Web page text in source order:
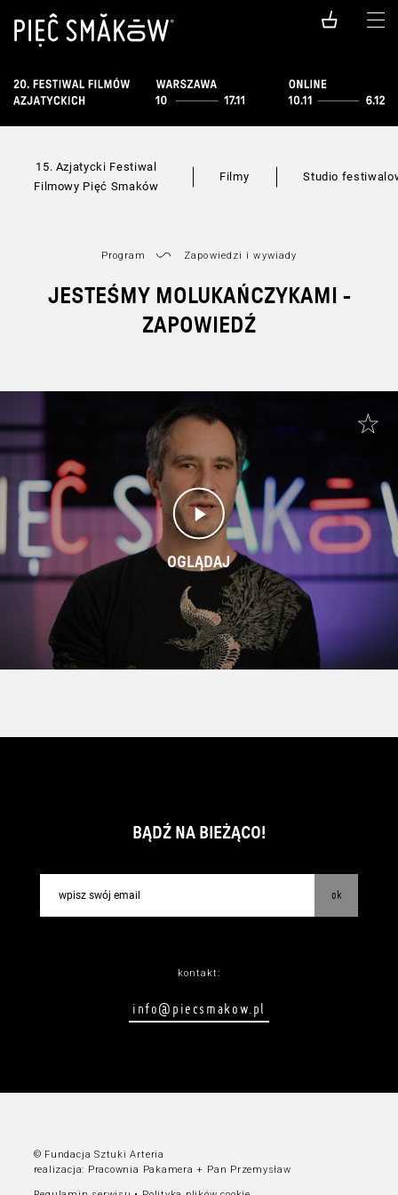
15. Azjatycki Festiwal
Filmowy Pięć Smaków
Filmy Studio
Program Zapowiedzi i wywiady
JESTEŚMY MOLUKAŃCZYKAMI -
ZAPOWIEDŹ
OGLĄDAJ
BĄDŹ NA BIEŻĄCO!
ok
kontakt:
info@piecsmakow.pl
© Fundacja Sztuki Arteria
realizacja: Pracownia Pakamera + Pan Przemysław